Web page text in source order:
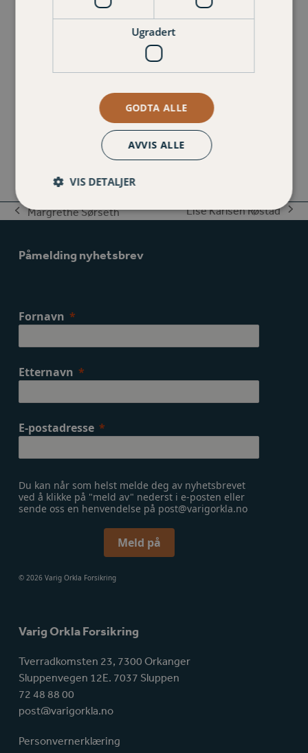
Thom-Werner Øvrebø
Senior kunderådgiver privat
401 07 835 thom-werner.ovrebo@varigorkla.no
previous
Margrethe Sørseth
next
Lise Karlsen Røstad
Påmelding nyhetsbrev
Fornavn
Etternavn
E-postadresse
Du kan når som helst melde deg av nyhetsbrevet
ved å klikke på "meld av" nederst i e-posten eller
sende oss en henvendelse på post@varigorkla.no
Meld på
© 2026 Varig Orkla Forsikring
Varig Orkla Forsikring
Tverradkomsten 23, 7300 Orkanger
Sluppenvegen 12E. 7037 Sluppen
72 48 88 00
post@varigorkla.no
Personvernerklæring
Ugradert
GODTA ALLE
AVVIS ALLE
VIS DETALJER